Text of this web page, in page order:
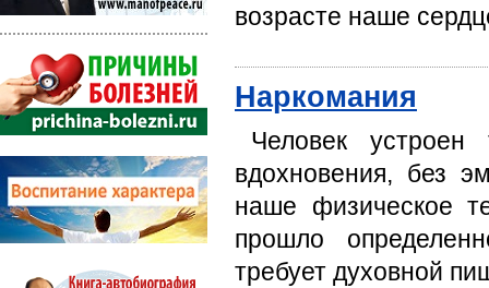
возрасте наше
Наркомания
Человек
вдохновения, без
наше физическое
прошло
требует духовной